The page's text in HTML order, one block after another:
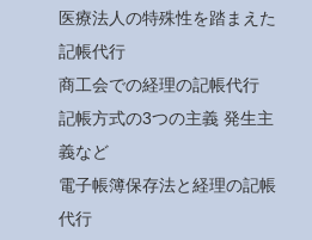
医療法人の特殊性を踏まえた
記帳代行
商工会での経理の記帳代行
記帳方式の3つの主義 発生主
義など
電子帳簿保存法と経理の記帳
代行